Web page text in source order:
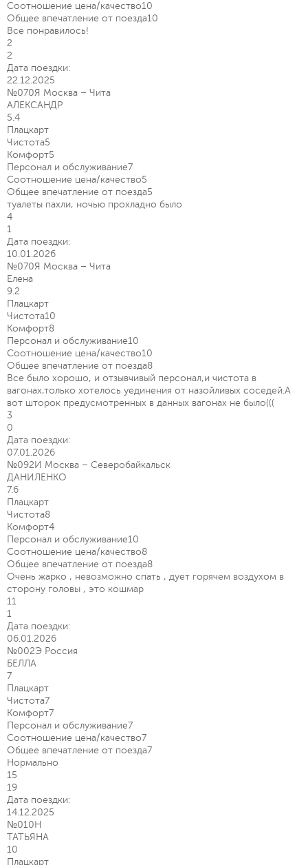
Соотношение цена/качество10
Общее впечатление от поезда10
Все понравилось!
2
2
Дата поездки:
22.12.2025
№070Я Москва – Чита
АЛЕКСАНДР
5.4
Плацкарт
Чистота5
Комфорт5
Персонал и обслуживание7
Соотношение цена/качество5
Общее впечатление от поезда5
туалеты пахли, ночью прохладно было
4
1
Дата поездки:
10.01.2026
№070Я Москва – Чита
Елена
9.2
Плацкарт
Чистота10
Комфорт8
Персонал и обслуживание10
Соотношение цена/качество10
Общее впечатление от поезда8
Все было хорошо, и отзывчивый персонал,и чистота в
вагонах,только хотелось уединения от назойливых соседей.А
вот шторок предусмотренных в данных вагонах не было(((
3
0
Дата поездки:
07.01.2026
№092И Москва – Северобайкальск
ДАНИЛЕНКО
7.6
Плацкарт
Чистота8
Комфорт4
Персонал и обслуживание10
Соотношение цена/качество8
Общее впечатление от поезда8
Очень жарко , невозможно спать , дует горячем воздухом в
сторону головы , это кошмар
11
1
Дата поездки:
06.01.2026
№002Э Россия
БЕЛЛА
7
Плацкарт
Чистота7
Комфорт7
Персонал и обслуживание7
Соотношение цена/качество7
Общее впечатление от поезда7
Нормально
15
19
Дата поездки:
14.12.2025
№010Н
ТАТЬЯНА
10
Плацкарт